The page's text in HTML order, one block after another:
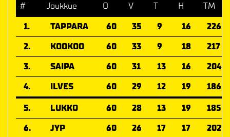
# Joukkue O V T H
TM
1.
TAPPARA 60 35 9 16
226
2.
KOOKOO 60 33 9 18
217
3.
SAIPA 60 31 13 16
204
4.
ILVES 60 29 12 19
186
5.
LUKKO 60 28 13 19
185
6.
JYP 60 26 17 17
202